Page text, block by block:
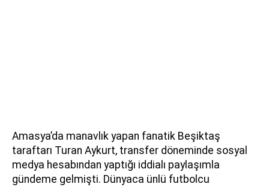
Amasya’da manavlık yapan fanatik Beşiktaş
taraftarı Turan Aykurt, transfer döneminde sosyal
medya hesabından yaptığı iddialı paylaşımla
gündeme gelmişti. Dünyaca ünlü futbolcu